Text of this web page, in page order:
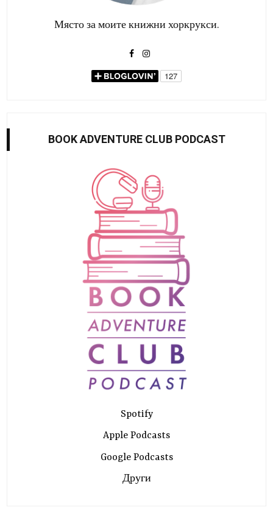
Място за моите книжни хоркрукси.
BOOK ADVENTURE CLUB PODCAST
Spotify
Apple Podcasts
Google Podcasts
Други